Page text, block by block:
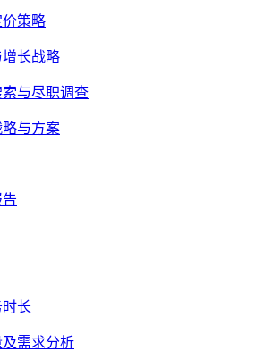
策略
长战略
与尽职调查
与方案
时长
需求分析